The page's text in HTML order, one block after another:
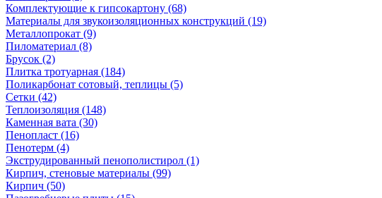
Комплектующие к гипсокартону (68)
Материалы для звукоизоляционных конструкций (19)
Металлопрокат (9)
Пиломатериал (8)
Брусок (2)
Плитка тротуарная (184)
Поликарбонат сотовый, теплицы (5)
Сетки (42)
Теплоизоляция (148)
Каменная вата (30)
Пенопласт (16)
Пенотерм (4)
Экструдированный пенополистирол (1)
Кирпич, стеновые материалы (99)
Кирпич (50)